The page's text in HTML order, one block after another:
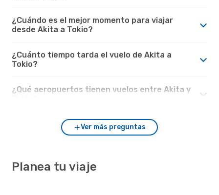
¿Cuándo es el mejor momento para viajar
desde Akita a Tokio?
¿Cuánto tiempo tarda el vuelo de Akita a
Tokio?
¿Qué aeropuertos tienen vuelos entre Akita y
Ver más preguntas
Planea tu viaje